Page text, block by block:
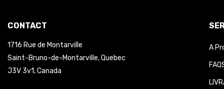
CONTACT
1716 Rue de Montarville
Saint-Bruno-de-Montarville, Quebec
J3V 3v1, Canada
A
FAQS